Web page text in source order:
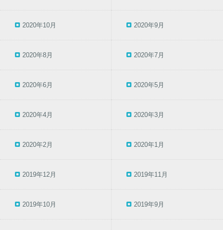
2020年10月 2020年9月
2020年8月 2020年7月
2020年6月 2020年5月
2020年4月 2020年3月
2020年2月 2020年1月
2019年12月 2019年11月
2019年10月 2019年9月